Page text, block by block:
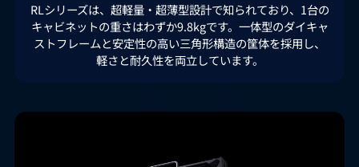
RLシリーズは、超軽量・超薄型設計で知られており、1台の
キャビネットの重さはわずか9.8kgです。一体型のダイキャ
ストフレームと安定性の高い三角形構造の筐体を採用し、
軽さと耐久性を両立しています。